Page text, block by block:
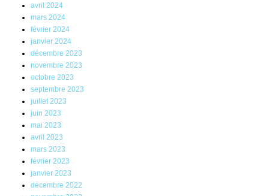
avril 2024
mars 2024
février 2024
janvier 2024
décembre 2023
novembre 2023
octobre 2023
septembre 2023
juillet 2023
juin 2023
mai 2023
avril 2023
mars 2023
février 2023
janvier 2023
décembre 2022